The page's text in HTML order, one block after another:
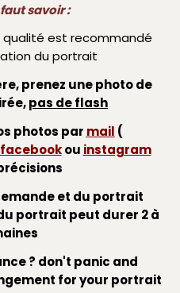
savoir :
est recommandé
du portrait
prenez une photo de
,pas de flash
photos par mail (
facebookou instagram
et du portrait
portrait peut durer 2 à
? don't panic and
for your portrait